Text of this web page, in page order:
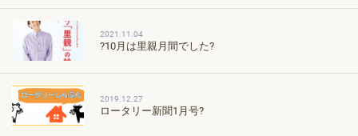
2021.11.04
?10月は里親月間でした?
2019.12.27
ロータリー新聞1月号?